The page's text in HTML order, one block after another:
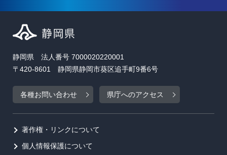
静岡県 法人番号 7000020220001
〒420-8601 静岡県静岡市葵区追手町9番6号
各種お問い合わせ 県庁へのアクセス
著作権・リンクについて
個人情報保護について